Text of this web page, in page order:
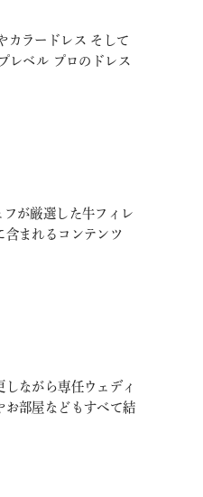
カラードレス そして
レベル プロのドレス
が厳選した牛フィレ
含まれるコンテンツ
ながら専任ウェディ
お部屋などもすべて結